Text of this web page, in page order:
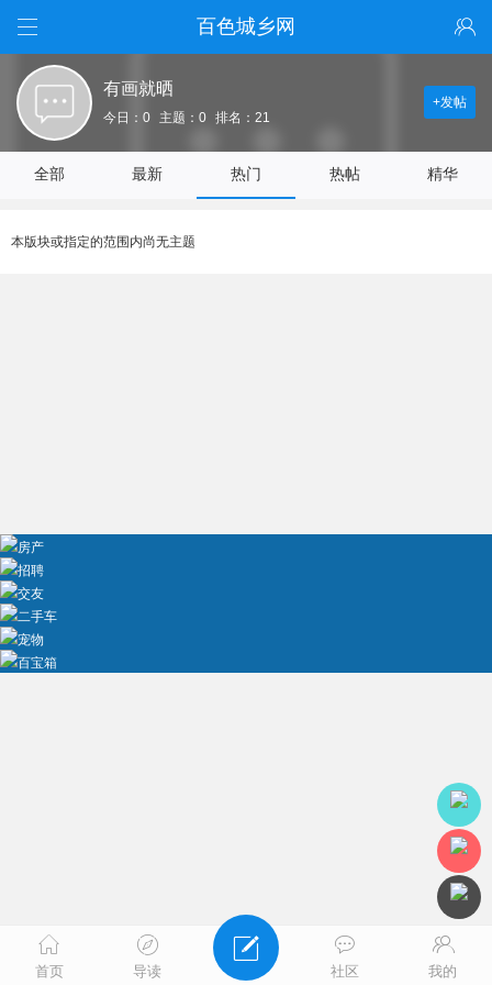
百色城乡网
有画就晒
今日：0 主题：0 排名：21
+发帖
全部 最新 热门 热帖 精华
本版块或指定的范围内尚无主题
房产
招聘
交友
二手车
宠物
百宝箱
首页 导读 社区 我的